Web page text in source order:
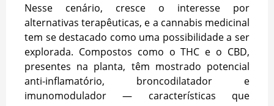
Nesse cenário, cresce o interesse por
alternativas terapêuticas, e a cannabis medicinal
tem se destacado como uma possibilidade a ser
explorada. Compostos como o THC e o CBD,
presentes na planta, têm mostrado potencial
anti-inflamatório, broncodilatador e
imunomodulador — características que